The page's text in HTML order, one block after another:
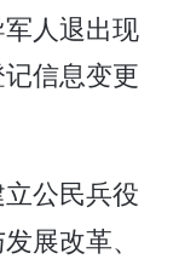
人退出现
信息变更
公民兵役
展改革、